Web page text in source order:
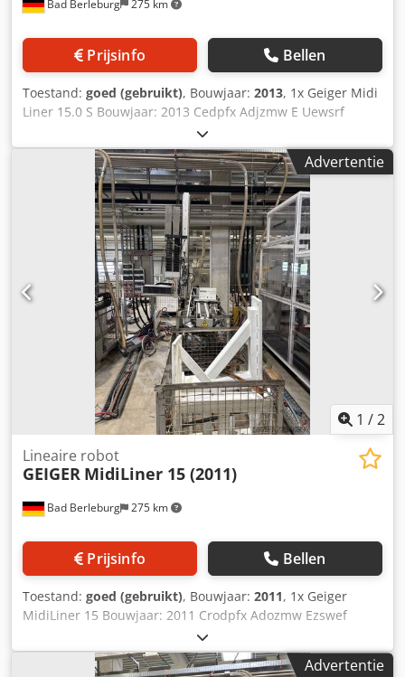
Bad Berleburg 275 km
Prijsinfo Bellen
Toestand: goed (gebruikt), Bouwjaar: 2013, 1x Geiger Midi
Liner 15.0 S Bouwjaar: 2013 Cedpfx Adjzmw E Uewsrf
Advertentie
1 /2
Bad Berleburg 275 km
Lineaire robot
GEIGER MidiLiner 15 (2011)
Prijsinfo Bellen
Toestand: goed (gebruikt), Bouwjaar: 2011, 1x Geiger
MidiLiner 15 Bouwjaar: 2011 Crodpfx Adozmw Ezswef
Advertentie